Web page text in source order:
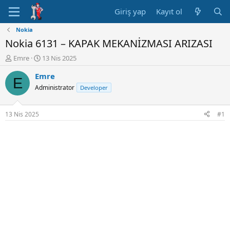
Giriş yap Kayıt ol
Nokia
Nokia 6131 – KAPAK MEKANİZMASI ARIZASI
K
n
u
y
u
B
a
Emre
B
ş
l
n
ı
13 Nis 2025
E Emre
Administrator Developer
13 Nis 2025 #1